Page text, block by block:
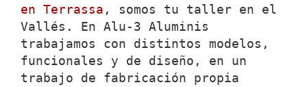
en Terrassa , somos tu taller en el
Vallés. En Alu-3 Aluminis
trabajamos con distintos modelos,
funcionales y de diseño, en un
trabajo de fabricación propia